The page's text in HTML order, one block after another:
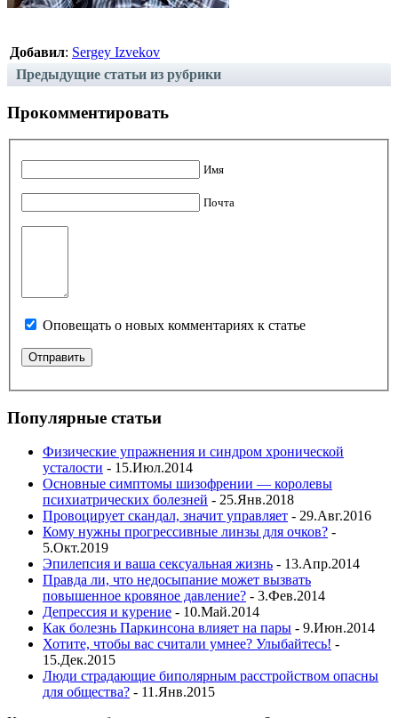
Добавил: Sergey Izvekov
Предыдущие статьи из рубрики
Прокомментировать
Имя
Почта
Оповещать о новых комментариях к статье
Популярные статьи
Физические упражнения и синдром хронической
усталости - 15.Июл.2014
Основные симптомы шизофрении — королевы
психиатрических болезней - 25.Янв.2018
Провоцирует скандал, значит управляет - 29.Авг.2016
Кому нужны прогрессивные линзы для очков? -
5.Окт.2019
Эпилепсия и ваша сексуальная жизнь - 13.Апр.2014
Правда ли, что недосыпание может вызвать
повышенное кровяное давление? - 3.Фев.2014
Депрессия и курение - 10.Май.2014
Как болезнь Паркинсона влияет на пары - 9.Июн.2014
Хотите, чтобы вас считали умнее? Улыбайтесь! -
15.Дек.2015
Люди страдающие биполярным расстройством опасны
для общества? - 11.Янв.2015